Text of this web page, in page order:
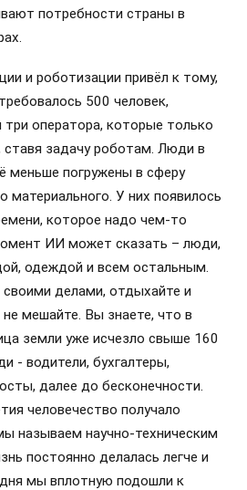
потребности страны в
и роботизации привёл к тому,
500 человек,
три оператора, которые только
задачу роботам. Люди в
меньше погружены в сферу
материального. У них появилось
которое надо чем-то
ИИ может сказать – люди,
одеждой и всем остальным.
своими делами, отдыхайте и
не мешайте. Вы знаете, что в
земли уже исчезло свыше 160
- водители, бухгалтеры,
далее до бесконечности.
человечество получало
называем научно-техническим
постоянно делалась легче и
мы вплотную подошли к